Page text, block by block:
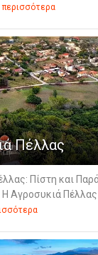
περισσότερα
Πέλλας
Πίστη και
Αγροσυκιά